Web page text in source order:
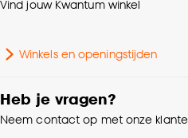
Goed om te weten is dat
kan aanpassen, bekijk
Krimptolerantie
Vind jouw Kwantum winkel
Winkels en openingstijden
Heb je vragen?
Neem contact op met onze